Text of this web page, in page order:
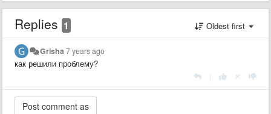
Replies 1 Oldest first
Grisha 7 years ago
как решили проблему?